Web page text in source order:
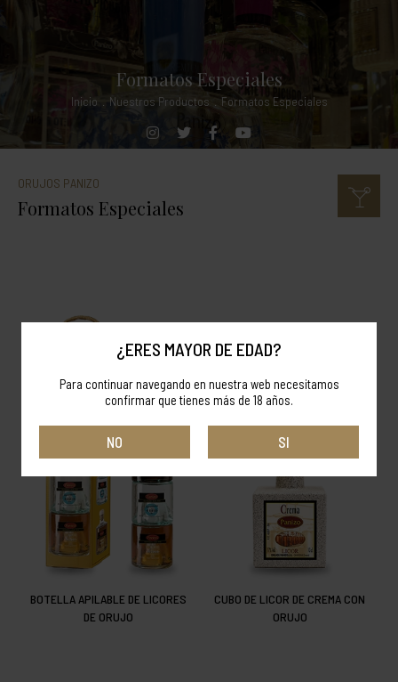
Formatos Especiales
Inicio Nuestros Productos Formatos Especiales
ORUJOS PANIZO
Formatos Especiales
BOTELLA APILABLE DE LICORES
DE ORUJO
CUBO DE LICOR DE CREMA CON
ORUJO
¿ERES MAYOR DE EDAD?
Para continuar navegando en nuestra web necesitamos
confirmar que tienes más de 18 años.
NO SI